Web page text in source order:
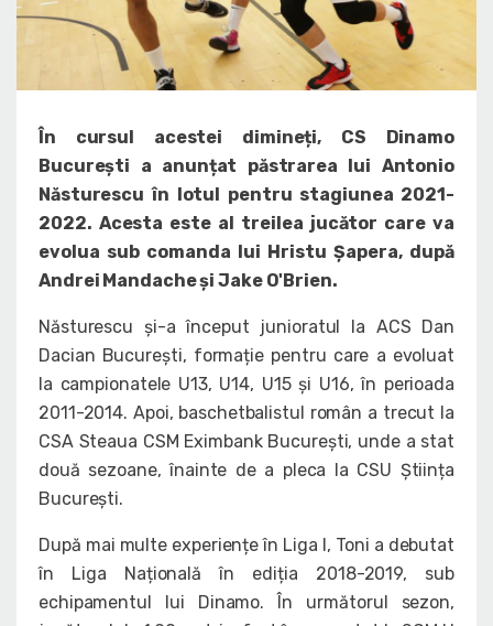
În cursul acestei dimineți, CS Dinamo
București a anunțat păstrarea lui Antonio
Năsturescu în lotul pentru stagiunea 2021-
2022. Acesta este al treilea jucător care va
evolua sub comanda lui Hristu Șapera, după
Andrei Mandache și Jake O'Brien.
Năsturescu și-a început junioratul la ACS Dan
Dacian București, formație pentru care a evoluat
la campionatele U13, U14, U15 și U16, în perioada
2011-2014. Apoi, baschetbalistul român a trecut la
CSA Steaua CSM Eximbank București, unde a stat
două sezoane, înainte de a pleca la CSU Știința
București.
După mai multe experiențe în Liga I, Toni a debutat
în Liga Națională în ediția 2018-2019, sub
echipamentul lui Dinamo. În următorul sezon,